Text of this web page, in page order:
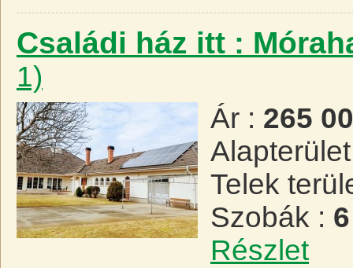
Családi ház itt :
1)
Ár : 265
Telek
Szobák : 6
Részlet